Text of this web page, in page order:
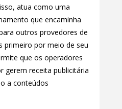
atua como uma
que encaminha
outros provedores de
primeiro por meio de seu
que os operadores
gerem receita publicitária
a conteúdos